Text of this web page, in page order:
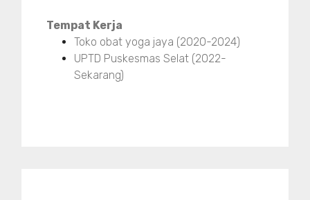
Tempat Kerja
Toko obat yoga jaya (2020-2024)
UPTD Puskesmas Selat (2022-
Sekarang)